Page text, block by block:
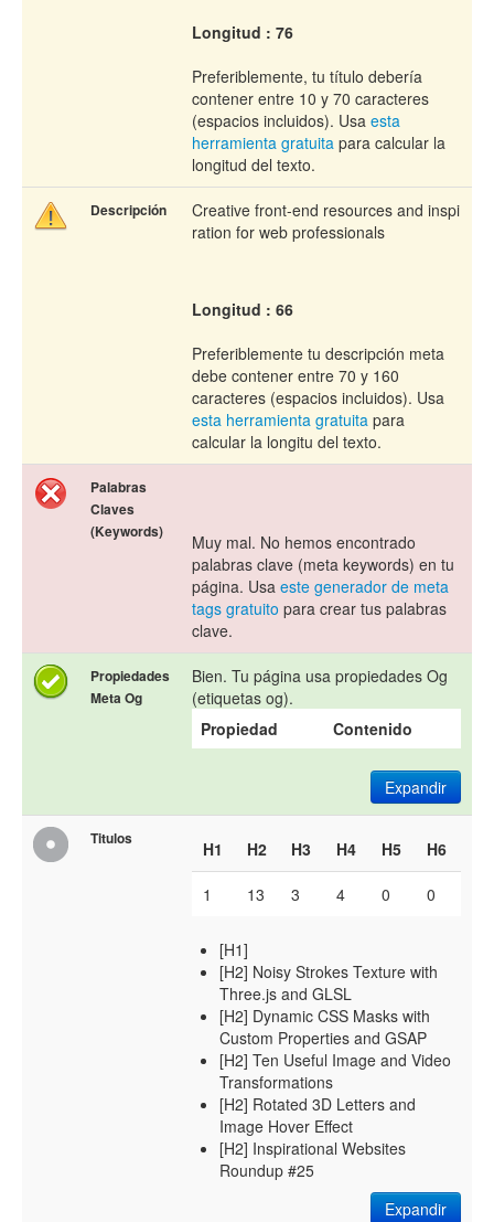
Longitud : 76
Preferiblemente, tu título debería
contener entre 10 y 70 caracteres
(espacios incluidos). Usa esta
herramienta gratuita para calcular la
longitud del texto.
Descripción
Creative front-end resources and inspi
ration for web professionals
Longitud : 66
Preferiblemente tu descripción meta
debe contener entre 70 y 160
caracteres (espacios incluidos). Usa
esta herramienta gratuita para
calcular la longitu del texto.
Palabras
Claves
(Keywords)
Muy mal. No hemos encontrado
palabras clave (meta keywords) en tu
página. Usa este generador de meta
tags gratuito para crear tus palabras
clave.
Propiedades
Meta Og
Bien. Tu página usa propiedades Og
(etiquetas og).
Propiedad
Contenido
Expandir
Titulos H1 H2 H3 H4 H5 H6
1 13 3 4 0 0
[H1]
[H2] Noisy Strokes Texture with
Three.js and GLSL
[H2] Dynamic CSS Masks with
Custom Properties and GSAP
[H2] Ten Useful Image and Video
Transformations
[H2] Rotated 3D Letters and
Image Hover Effect
[H2] Inspirational Websites
Roundup #25
Expandir